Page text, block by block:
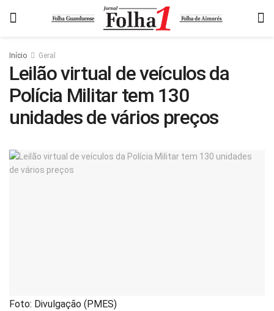
Início Geral
Leilão virtual de veículos da
Polícia Militar tem 130
unidades de vários preços
Foto: Divulgação (PMES)